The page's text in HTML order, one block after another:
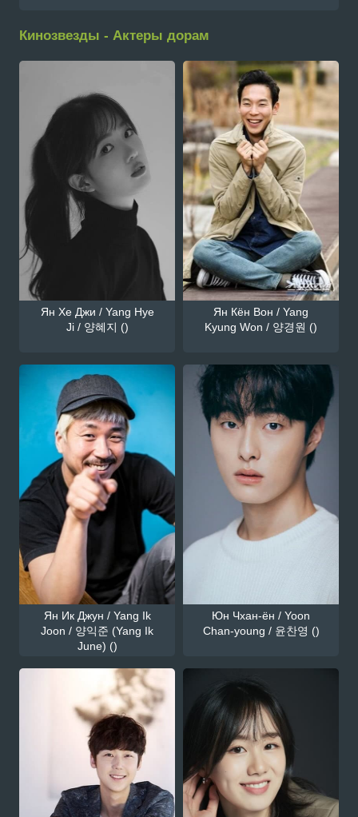
Кинозвезды - Актеры дорам
Ян Хе Джи / Yang Hye
Ji / 양혜지 ()
Ян Кён Вон / Yang
Kyung Won / 양경원 ()
Ян Ик Джун / Yang Ik
Joon / 양익준 (Yang Ik
June) ()
Юн Чхан-ён / Yoon
Chan-young / 윤찬영 ()